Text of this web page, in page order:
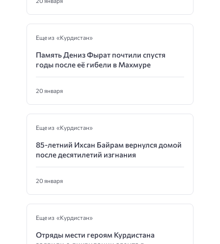
Еще из «Курдистан»
Память Дениз Фырат почтили спустя
годы после её гибели в Махмуре
20 января
Еще из «Курдистан»
85-летний Ихсан Байрам вернулся домой
после десятилетий изгнания
20 января
Еще из «Курдистан»
Отряды мести героям Курдистана